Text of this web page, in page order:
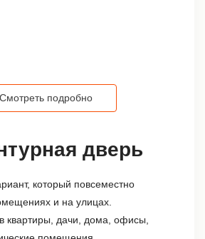
дверь
который повсеместно
и на улицах.
квартиры, дачи, дома, офисы,
Смотреть подробно